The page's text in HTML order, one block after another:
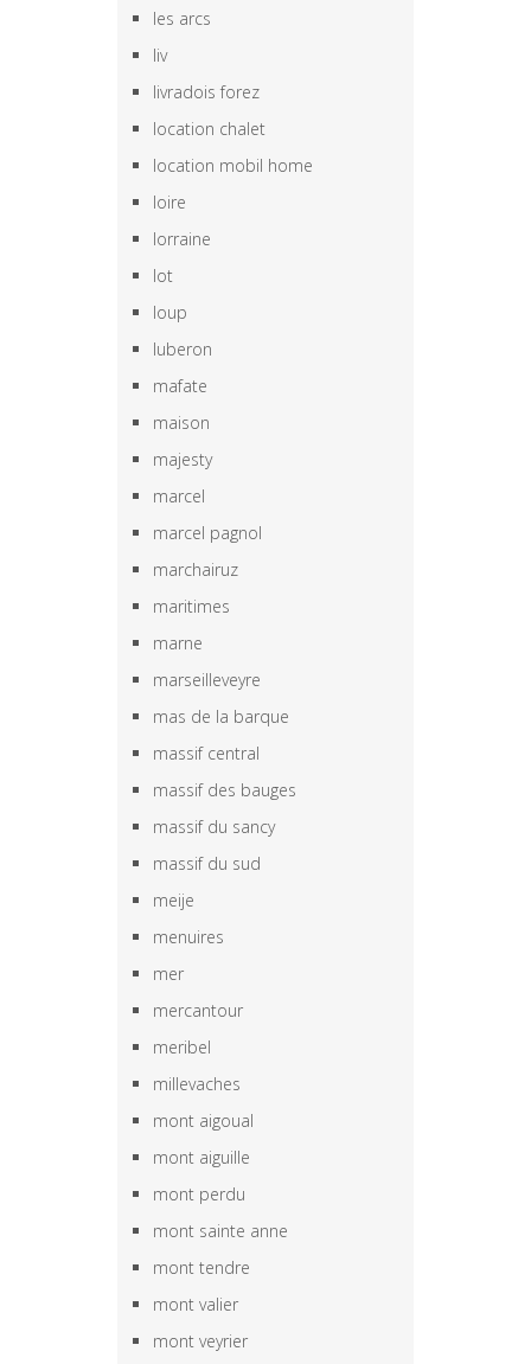
les arcs
liv
livradois forez
location chalet
location mobil home
loire
lorraine
lot
loup
luberon
mafate
maison
majesty
marcel
marcel pagnol
marchairuz
maritimes
marne
marseilleveyre
mas de la barque
massif central
massif des bauges
massif du sancy
massif du sud
meije
menuires
mer
mercantour
meribel
millevaches
mont aigoual
mont aiguille
mont perdu
mont sainte anne
mont tendre
mont valier
mont veyrier